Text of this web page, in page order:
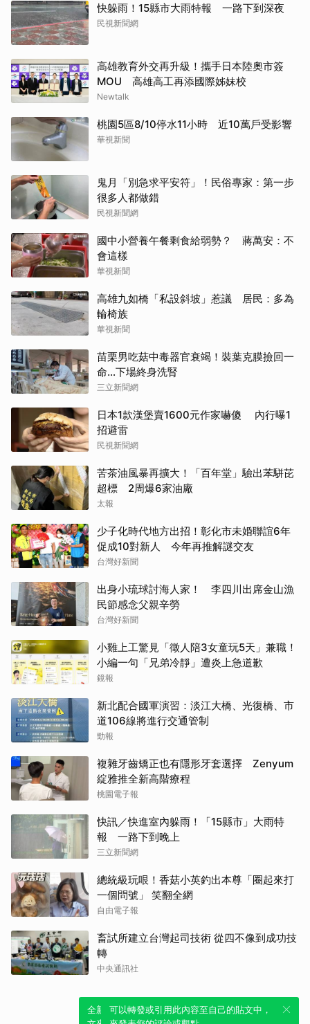
快躲雨！15縣市大雨特報 一路下到深夜
民視新聞網
高雄教育外交再升級！攜手日本陸奧市簽
MOU 高雄高工再添國際姊妹校
Newtalk
桃園5區8/10停水11小時 近10萬戶受影響
華視新聞
鬼月「別急求平安符」！民俗專家：第一步
很多人都做錯
民視新聞網
國中小營養午餐剩食給弱勢？ 蔣萬安：不
會這樣
華視新聞
高雄九如橋「私設斜坡」惹議 居民：多為
輪椅族
華視新聞
苗栗男吃菇中毒器官衰竭！裝葉克膜撿回一
命…下場終身洗腎
三立新聞網
日本1款漢堡賣1600元作家嚇傻 內行曝1
招避雷
民視新聞網
苦茶油風暴再擴大！「百年堂」驗出苯駢芘
超標 2周爆6家油廠
太報
少子化時代地方出招！彰化市未婚聯誼6年
促成10對新人 今年再推解謎交友
台灣好新聞
出身小琉球討海人家！ 李四川出席金山漁
民節感念父親辛勞
台灣好新聞
小雞上工驚見「徵人陪3女童玩5天」兼職！
小編一句「兄弟冷靜」遭炎上急道歉
鏡報
新北配合國軍演習：淡江大橋、光復橋、市
道106線將進行交通管制
勁報
複雜牙齒矯正也有隱形牙套選擇 Zenyum
綻雅推全新高階療程
桃園電子報
快訊／快進室內躲雨！「15縣市」大雨特
報 一路下到晚上
三立新聞網
總統級玩哏！香菇小英釣出本尊「圈起來打
一個問號」 笑翻全網
自由電子報
畜試所建立台灣起司技術 從四不像到成功技
轉
中央通訊社
全新體驗！一鍵引用此內容，透過發布貼
可以轉發或引用此內容至自己的貼文中，